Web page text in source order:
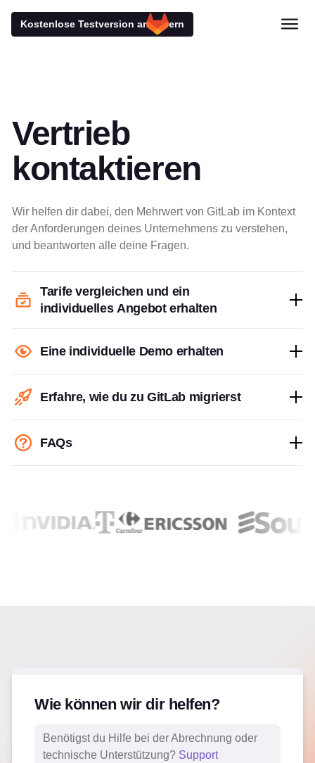
Kostenlose Testversion anfordern
Vertrieb
kontaktieren
Wir helfen dir dabei, den Mehrwert von GitLab im Kontext
der Anforderungen deines Unternehmens zu verstehen,
und beantworten alle deine Fragen.
Tarife vergleichen und ein
individuelles Angebot erhalten
Eine individuelle Demo erhalten
Erfahre, wie du zu GitLab migrierst
FAQs
Wie können wir dir helfen?
Benötigst du Hilfe bei der Abrechnung oder
technische Unterstützung? Support